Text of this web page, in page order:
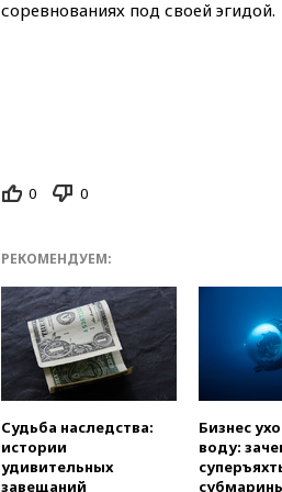
соревнованиях под своей эгидой.
0 0
РЕКОМЕНДУЕМ:
Судьба наследства:
истории
удивительных
завещаний
Бизнес
воду: